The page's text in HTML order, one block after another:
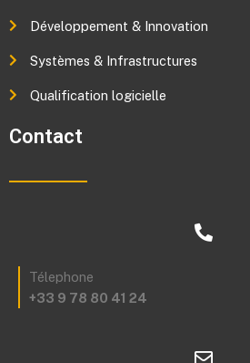
Développement & Innovation
Systèmes & Infrastructures
Qualification logicielle
Contact
Télephone
+33 9 78 80 41 24